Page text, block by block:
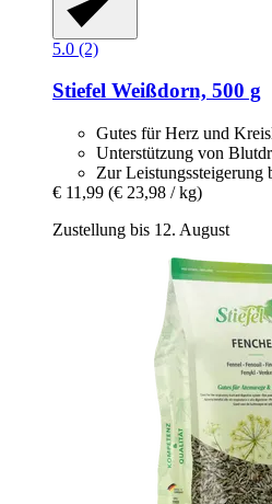
5.0 (2)
Stiefel Weißdorn, 500 g
Gutes für Herz und
Unterstützung von
Zur Leistungssteigerung
€ 11,99 (€ 23,98 / kg)
Zustellung bis 12. August